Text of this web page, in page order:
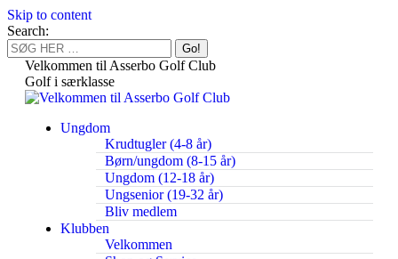
Skip to content
Search:
Velkommen til Asserbo Golf Club
Golf i særklasse
Ungdom
Krudtugler (4-8 år)
Børn/ungdom (8-15 år)
Ungdom (12-18 år)
Ungsenior (19-32 år)
Bliv medlem
Klubben
Velkommen